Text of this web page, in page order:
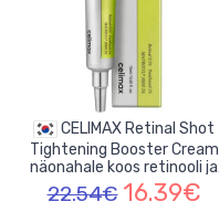
Tightening Booster Cream
näonahale koos retinooli ja
peptiidide 15ml
22.54€ 16.39€